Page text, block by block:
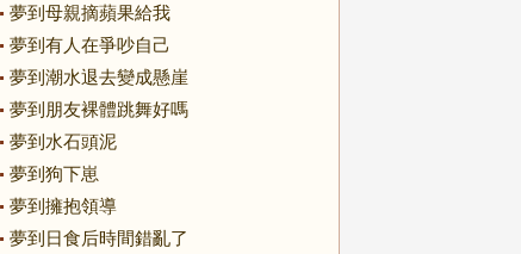
夢到母親摘蘋果給我
夢到有人在爭吵自己
夢到潮水退去變成懸崖
夢到朋友裸體跳舞好嗎
夢到水石頭泥
夢到狗下崽
夢到擁抱領導
夢到日食后時間錯亂了